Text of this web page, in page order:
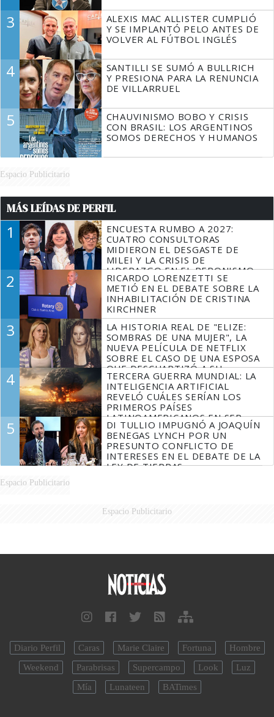
3
ALEXIS MAC ALLISTER CUMPLIÓ
Y SE IMPLANTÓ PELO ANTES DE
VOLVER AL FÚTBOL INGLÉS
4
SANTILLI SE SUMÓ A BULLRICH
Y PRESIONA PARA LA RENUNCIA
DE VILLARRUEL
5
CHAUVINISMO BOBO Y CRISIS
CON BRASIL: LOS ARGENTINOS
SOMOS DERECHOS Y HUMANOS
Espacio Publicitario
MÁS LEÍDAS DE PERFIL
1
ENCUESTA RUMBO A 2027:
CUATRO CONSULTORAS
MIDIERON EL DESGASTE DE
MILEI Y LA CRISIS DE
LIDERAZGO EN EL PERONISMO
2
RICARDO LORENZETTI SE
METIÓ EN EL DEBATE SOBRE LA
INHABILITACIÓN DE CRISTINA
KIRCHNER
3
LA HISTORIA REAL DE "ELIZE:
SOMBRAS DE UNA MUJER", LA
NUEVA PELÍCULA DE NETFLIX
SOBRE EL CASO DE UNA ESPOSA
QUE DESCUARTIZÓ A SU
MARIDO
4
TERCERA GUERRA MUNDIAL: LA
INTELIGENCIA ARTIFICIAL
REVELÓ CUÁLES SERÍAN LOS
PRIMEROS PAÍSES
LATINOAMERICANOS EN SER
DERROTADOS
5
DI TULLIO IMPUGNÓ A JOAQUÍN
BENEGAS LYNCH POR UN
PRESUNTO CONFLICTO DE
INTERESES EN EL DEBATE DE LA
LEY DE TIERRAS
Espacio Publicitario
Espacio Publicitario
Diario Perfil Caras Marie Claire Fortuna
Hombre
Weekend
Parabrisas Supercampo Look
Luz
Mía
Lunateen BATimes